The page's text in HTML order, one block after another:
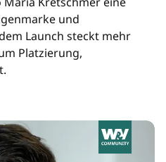
und
Launch steckt mehr
Platzierung,